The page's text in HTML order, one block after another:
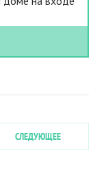
СЛЕДУЮЩЕЕ